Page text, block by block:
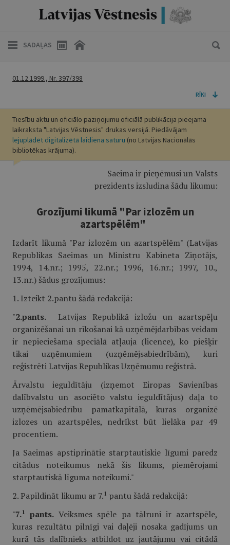
SADAĻAS
01.12.1999., Nr. 397/398
RĪKI
Tiesību aktu un oficiālo paziņojumu oficiālā publikācija pieejama
laikraksta "Latvijas Vēstnesis" drukas versijā. Piedāvājam
lejuplādēt digitalizētā laidiena saturu (no Latvijas Nacionālās
bibliotēkas krājuma).
Saeima ir pieņēmusi un Valsts
prezidents izsludina šādu likumu:
Grozījumi likumā "Par izlozēm un
azartspēlēm"
Izdarīt likumā "Par izlozēm un azartspēlēm" (Latvijas
Republikas Saeimas un Ministru Kabineta Ziņotājs,
1994, 14.nr.; 1995, 22.nr.; 1996, 16.nr.; 1997, 10.,
13.nr.) šādus grozījumus:
1. Izteikt 2.pantu šādā redakcijā:
"2.pants. Latvijas Republikā izložu un azartspēļu
organizēšanai un rīkošanai kā uzņēmējdarbības veidam
ir nepieciešama speciālā atļauja (licence), ko piešķir
tikai uzņēmumiem (uzņēmējsabiedrībām), kuri
reģistrēti Latvijas Republikas Uzņēmumu reģistrā.
Ārvalstu ieguldītāju (izņemot Eiropas Savienības
dalībvalstu un asociēto valstu ieguldītājus) daļa to
uzņēmējsabiedrību pamatkapitālā, kuras organizē
izlozes un azartspēles, nedrīkst būt lielāka par 49
procentiem.
Ja Saeimas apstiprinātie starptautiskie līgumi paredz
citādus noteikumus nekā šis likums, piemērojami
starptautiskā līguma noteikumi."
2. Papildināt likumu ar 7. 1 pantu šādā redakcijā:
"7.1 pants. Veiksmes spēle pa tālruni ir azartspēle,
kuras rezultātu pilnīgi vai daļēji nosaka gadījums un
kurā tās dalībnieks atbildot uz jautājumu vai citādā